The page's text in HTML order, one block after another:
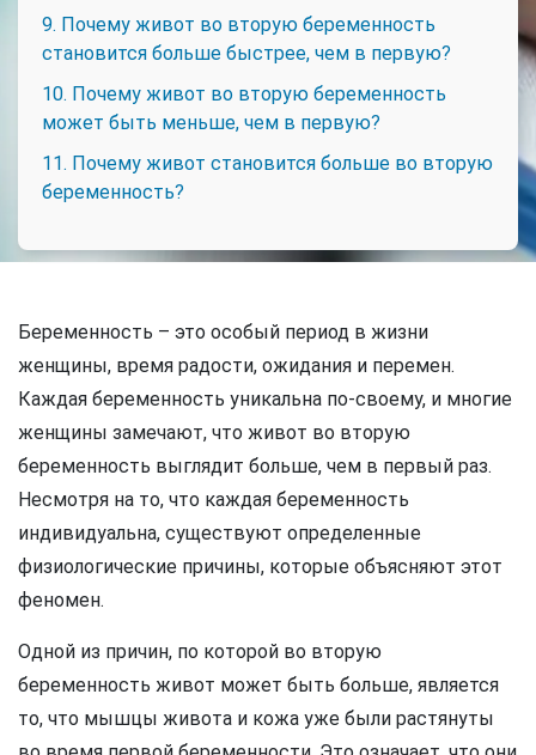
9. Почему живот во вторую беременность
становится больше быстрее, чем в первую?
10. Почему живот во вторую беременность
может быть меньше, чем в первую?
11. Почему живот становится больше во вторую
беременность?
Беременность – это особый период в жизни
женщины, время радости, ожидания и перемен.
Каждая беременность уникальна по-своему, и многие
женщины замечают, что живот во вторую
беременность выглядит больше, чем в первый раз.
Несмотря на то, что каждая беременность
индивидуальна, существуют определенные
физиологические причины, которые объясняют этот
феномен.
Одной из причин, по которой во вторую
беременность живот может быть больше, является
то, что мышцы живота и кожа уже были растянуты